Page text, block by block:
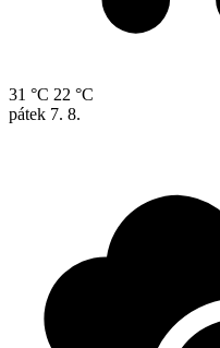
31 °C 22 °C
pátek 7. 8.